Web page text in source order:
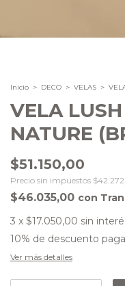
Inicio > DECO > VELAS >
VELA
NATURE
$51.150,00
Precio sin impuestos
$46.035,00 con
3 x $17.050,00 sin
10% de descuento
Ver más detalles